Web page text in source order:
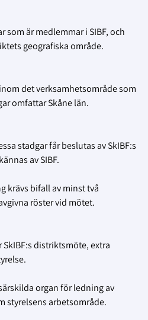
som är medlemmar i SIBF, och
geografiska område.
det verksamhetsområde som
omfattar Skåne län.
stadgar får beslutas av SkIBF:s
av SIBF.
krävs bifall av minst två
röster vid mötet.
distriktsmöte, extra
organ för ledning av
styrelsens arbetsområde.